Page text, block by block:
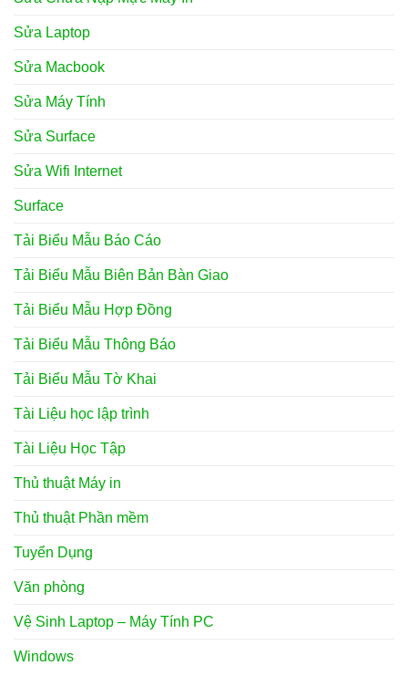
Sửa Laptop
Sửa Macbook
Sửa Máy Tính
Sửa Surface
Sửa Wifi Internet
Surface
Tải Biểu Mẫu Báo Cáo
Tải Biểu Mẫu Biên Bản Bàn Giao
Tải Biểu Mẫu Hợp Đồng
Tải Biểu Mẫu Thông Báo
Tải Biểu Mẫu Tờ Khai
Tài Liệu học lập trình
Tài Liệu Học Tập
Thủ thuật Máy in
Thủ thuật Phần mềm
Tuyển Dụng
Văn phòng
Vệ Sinh Laptop – Máy Tính PC
Windows